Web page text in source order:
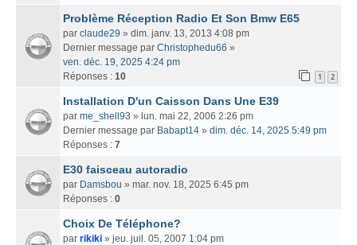
Problème Réception Radio Et Son Bmw E65
par claude29 » dim. janv. 13, 2013 4:08 pm
Dernier message par Christophedu66 »
ven. déc. 19, 2025 4:24 pm
Réponses : 10 1 2
Installation D'un Caisson Dans Une E39
par me_shell93 » lun. mai 22, 2006 2:26 pm
Dernier message par Babapt14 » dim. déc. 14, 2025 5:49 pm
Réponses : 7
E30 faisceau autoradio
par Damsbou » mar. nov. 18, 2025 6:45 pm
Réponses : 0
Choix De Téléphone?
par rikiki » jeu. juil. 05, 2007 1:04 pm